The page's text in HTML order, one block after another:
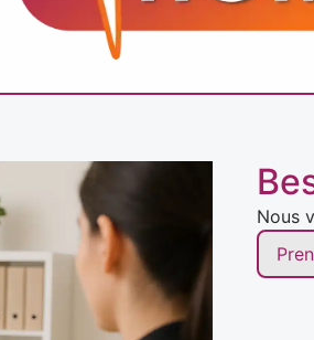
Nous